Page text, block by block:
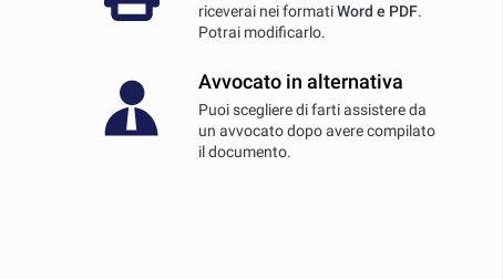
riceverai nei formatiWord e PDF.
Potrai modificarlo.
Avvocato in alternativa
Puoi scegliere di farti assistere da
un avvocato dopo avere compilato
il documento.